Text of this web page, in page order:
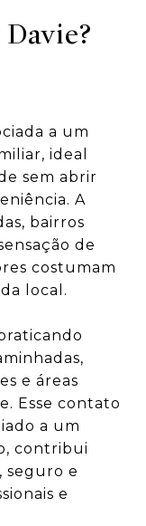
a um
ideal
sem abrir
A
bairros
de
costumam
local.
e áreas
Esse contato
a um
contribui
seguro e
e